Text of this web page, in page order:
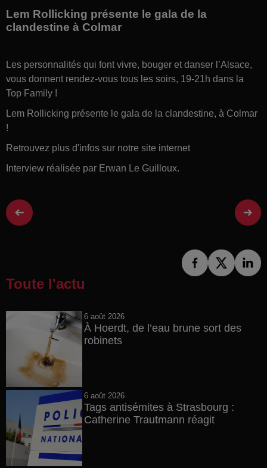
Lem Rollicking présente le gala de la
clandestine à Colmar
Les personnalités qui font vivre, bouger et danser l’Alsace,
vous donnent rendez-vous tous les soirs, 19-21h dans la
Top Family !
Lem Rollicking présente le gala de la clandestine, à Colmar
!
Retrouvez plus d'infos sur notre site internet
Interview réalisée par Erwan Le Guilloux.
Toute l'actu
6 août 2026
À Hoerdt, de l’eau brune sort des
robinets
6 août 2026
Tags antisémites à Strasbourg :
Catherine Trautmann réagit